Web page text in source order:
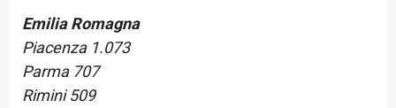
Emilia Romagna
Piacenza 1.073
Parma 707
Rimini 509